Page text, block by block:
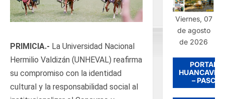
PRIMICIA.- La Universidad Nacional
Hermilio Valdizán (UNHEVAL) reafirma
su compromiso con la identidad
cultural y la responsabilidad social al
Viernes, 07
de agosto
de 2026
PORTADA
– PASCO